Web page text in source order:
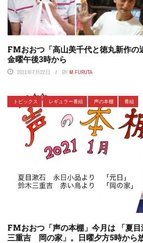
FMおおつ「高山美千代と徳丸新作の
金曜午後3時から
2021年7月22日 BY M.FURUTA
トピックス レギュラー番組 声の本棚 番組
FMおおつ「声の本棚」今月は 「夏
三重吉 岡の家」。日曜夕方5時から